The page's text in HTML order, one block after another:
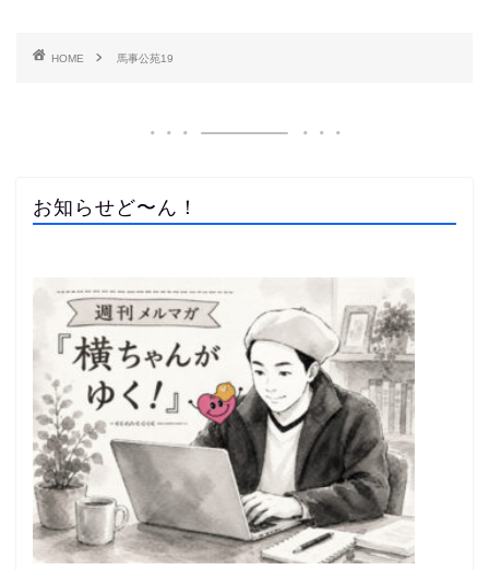
HOME 馬事公苑19
お知らせど〜ん！